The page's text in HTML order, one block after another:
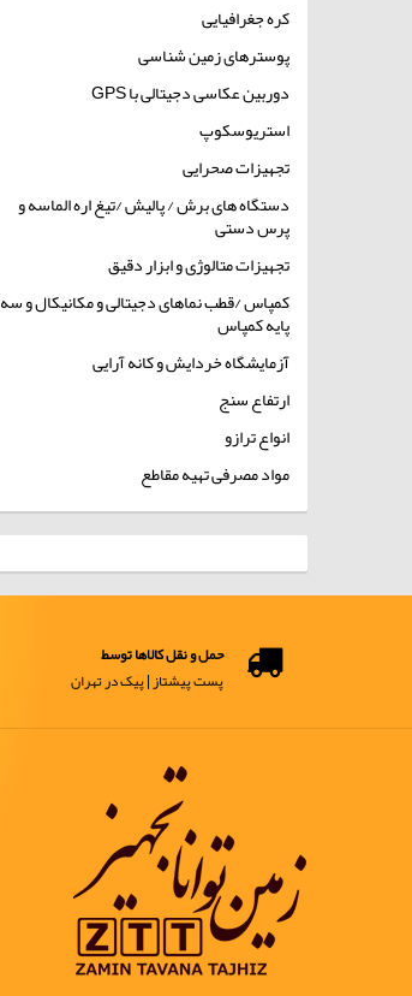
کره جغرافیایی
پوسترهای زمین شناسی
دوربین عکاسی دجیتالی با GPS
استریوسکوپ
تجهیزات صحرایی
دستگاه های برش / پالیش /تیغ اره الماسه و
پرس دستی
تجهیزات متالوژی و ابزار دقیق
کمپاس /قطب نماهای دجیتالی و مکانیکال و سه
پایه کمپاس
آزمایشگاه خردایش و کانه آرایی
ارتفاع سنج
انواع ترازو
مواد مصرفی تهیه مقاطع
حمل و نقل کالاها توسط
پست پیشتاز | پیک در تهران